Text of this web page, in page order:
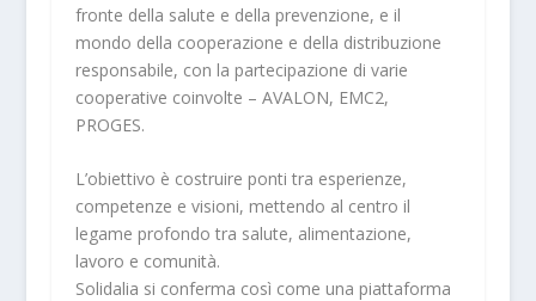
fronte della salute e della prevenzione, e il
mondo della cooperazione e della distribuzione
responsabile, con la partecipazione di varie
cooperative coinvolte – AVALON, EMC2,
PROGES.
L’obiettivo è costruire ponti tra esperienze,
competenze e visioni, mettendo al centro il
legame profondo tra salute, alimentazione,
lavoro e comunità.
Solidalia si conferma così come una piattaforma